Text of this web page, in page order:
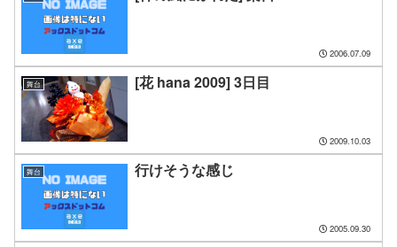
2006.07.09
舞台 [花 hana 2009] 3日目
2009.10.03
舞台 行けそうな感じ
2005.09.30